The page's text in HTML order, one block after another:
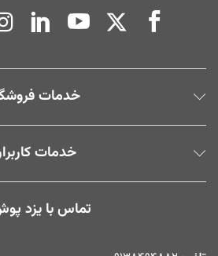
خدمات
خدمات
تماس با یزد